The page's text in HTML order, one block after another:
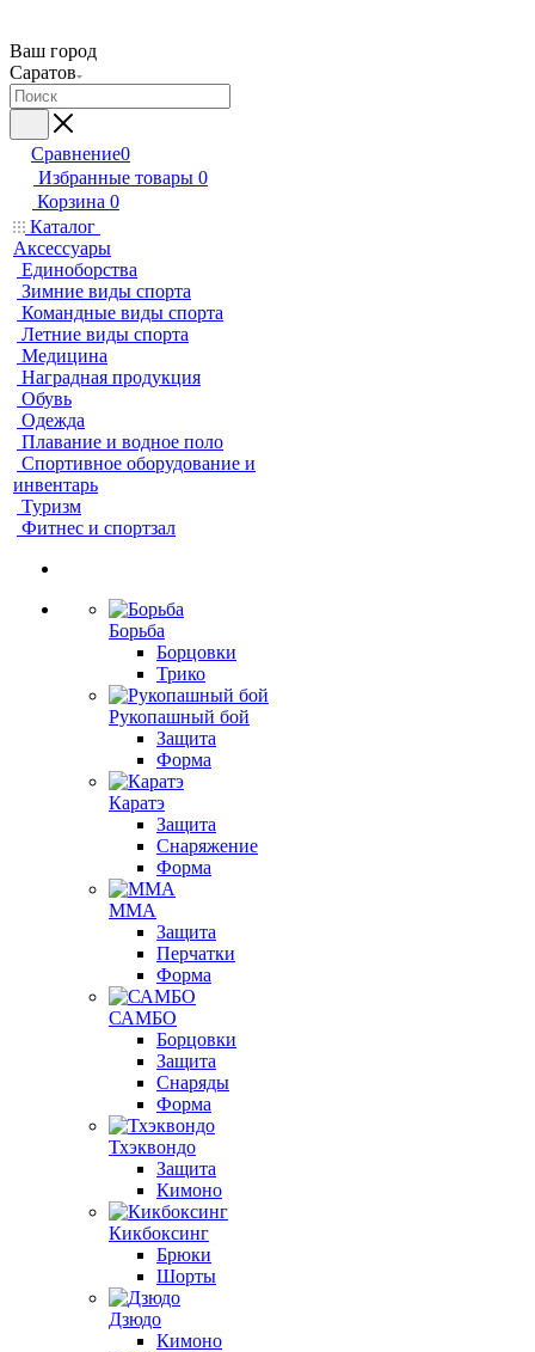
Ваш город
Саратов
Сравнение0
Избранные товары 0
Корзина 0
Каталог
Аксессуары
Единоборства
Зимние виды спорта
Командные виды спорта
Летние виды спорта
Медицина
Наградная продукция
Обувь
Одежда
Плавание и водное поло
Спортивное оборудование и
инвентарь
Туризм
Фитнес и спортзал
Борьба
Борцовки
Трико
Рукопашный бой
Защита
Форма
Каратэ
Защита
Снаряжение
Форма
ММА
Защита
Перчатки
Форма
САМБО
Борцовки
Защита
Снаряды
Форма
Тхэквондо
Защита
Кимоно
Кикбоксинг
Брюки
Шорты
Дзюдо
Кимоно